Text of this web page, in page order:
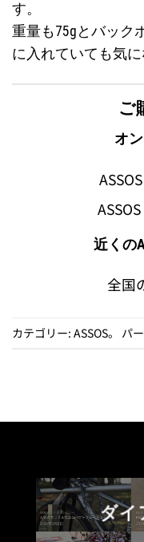
す。
重量も75gとバック
に入れていても気に
ご
オ
近くの
全国
カテゴリー: ASSOS。 パ
ダイ